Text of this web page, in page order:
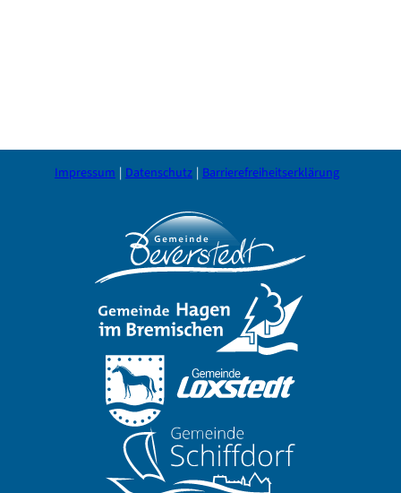
Impressum Datenschutz Barrierefreiheitserklärung